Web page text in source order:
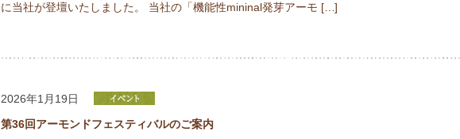
に当社が登壇いたしました。 当社の「機能性mininal発芽アーモ […]
2026年1月19日
第36回アーモンドフェスティバルのご案内